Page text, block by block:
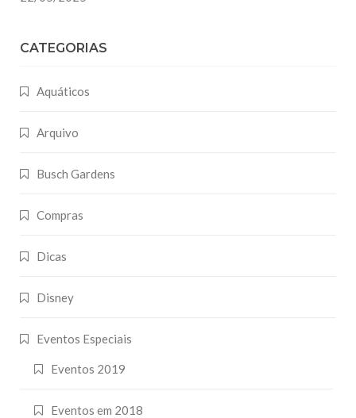
CATEGORIAS
Aquáticos
Arquivo
Busch Gardens
Compras
Dicas
Disney
Eventos Especiais
Eventos 2019
Eventos em 2018